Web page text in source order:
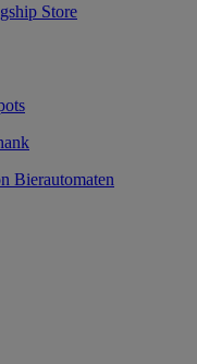
Store
Bierautomaten